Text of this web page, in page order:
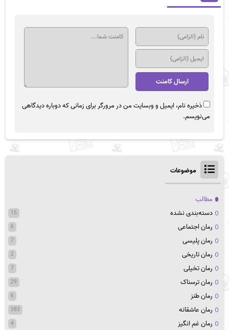
ذخیره نام، ایمیل و وبسایت من در مرورگر برای زمانی که دوباره دیدگاهی
می‌نویسم.
موضوعات
مطالب
دسته‌بندی نشده
15
رمان اجتماعی 6
رمان پلیسی 7
رمان تاریخی 2
رمان تخیلی 7
رمان ترسناک 29
رمان طنز 6
رمان عاشقانه 383
رمان غم انگیز 4